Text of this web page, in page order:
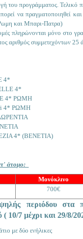
του προγράμματος. Τελικό
να πραγματοποιηθεί
και Μπαρι-Πατρα)
πληρώνονται μόνο στο
αριθμός συμμετεχόντων 25
4*
4*
4* ΡΩΜΗ
4* ΡΩΜΗ
4* (BENETIA)
άτομο:
Μονόκλινο
700€
περιόδου στα
10/7 μέχρι και 29/8/
με δύο ενήλικες